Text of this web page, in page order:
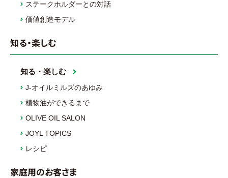
ステークホルダーとの対話
価値創造モデル
知る・楽しむ
知る・楽しむ
J-オイルミルズのあゆみ
植物油ができるまで
OLIVE OIL SALON
JOYL TOPICS
レシピ
家庭用のお客さま